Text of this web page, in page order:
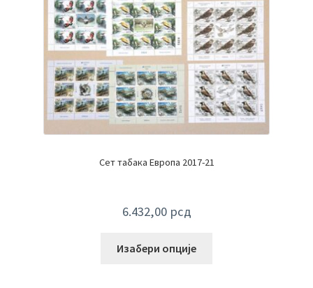
Сет табака Европа 2017-21
6.432,00 рсд
Изабери опције